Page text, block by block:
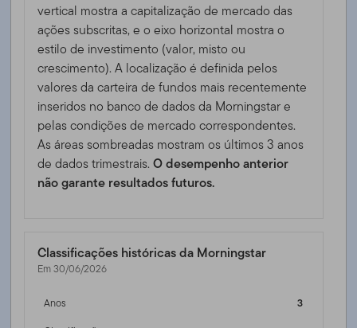
vertical mostra a capitalização de mercado das
ações subscritas, e o eixo horizontal mostra o
estilo de investimento (valor, misto ou
crescimento). A localização é definida pelos
valores da carteira de fundos mais recentemente
inseridos no banco de dados da Morningstar e
pelas condições de mercado correspondentes.
As áreas sombreadas mostram os últimos 3 anos
de dados trimestrais.O desempenho anterior
não garante resultados futuros.
Classificações históricas da Morningstar
Em 30/06/2026
Anos
3